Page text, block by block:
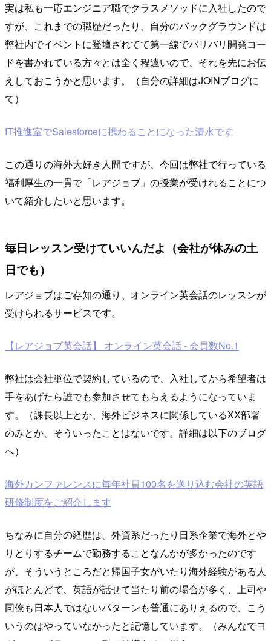
実は私も一応エンジニア職でクラスメソッドに入社したので
すが、これまでの職歴だったり、自分のバックグラウンドは
弊社内でイベントに登壇されてて第一線でバリバリ開発コー
ドを書かれている方々とは全く程遠いので、それを先にお伝
えしておこうかと思います。（自分の詳細はJOINブログに
て）
IT推進室でSalesforceに携わることになった清水です
この通りの海外大好き人間ですが、今回は弊社で行っている
福利厚生の一貫で「レアジョブ」の授業が受けれることにつ
いて紹介したいと思います。
毎日レッスン受けていいんだよ（会社が休みの土
日でも）
レアジョブはご存知の通り、オンライン英会話のレッスンが
受けられるサービスです。
【レアジョブ英会話】 オンライン英会話 - 会員数No.1
弊社は会社単位で契約しているので、入社してから希望者は
手をあげたら誰でも参加させてもらえるようになっていま
す。（課長以上とか、海外ビジネスに関係しているXX部署
のみとか、そういったことはないです。詳細は以下のブログ
へ）
海外カンファレンスに毎年社員100名を送り込む会社の英語
研修制度をご紹介します
ちなみに自分の経歴は、外資系だったり日系企業で海外とや
りとりするチームで勤務することなんかが多かったのです
が、そういうところだと帰国子女がいたり海外経験がある人
がほとんどで、英語が話せて当たり前の場合が多く、上司や
同僚も日本人ではないパターンも普通にありえるので、こう
いうのはやっていなかったと記憶しています。（みんなでヨ